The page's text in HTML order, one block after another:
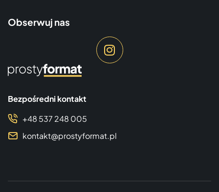
Bezpośredni kontakt
+48 537 248 005
kontakt@prostyformat.pl
Obserwuj nas